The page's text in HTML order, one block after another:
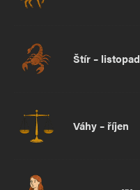
Štír – listopad
Váhy – říjen